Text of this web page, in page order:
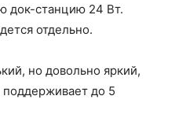
док-станцию 24 Вт.
отдельно.
но довольно яркий,
поддерживает до 5